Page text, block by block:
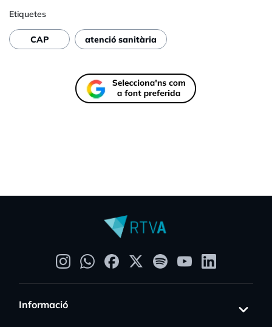
Etiquetes
CAP atenció sanitària
Informació